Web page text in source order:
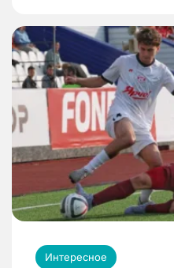
Интересное